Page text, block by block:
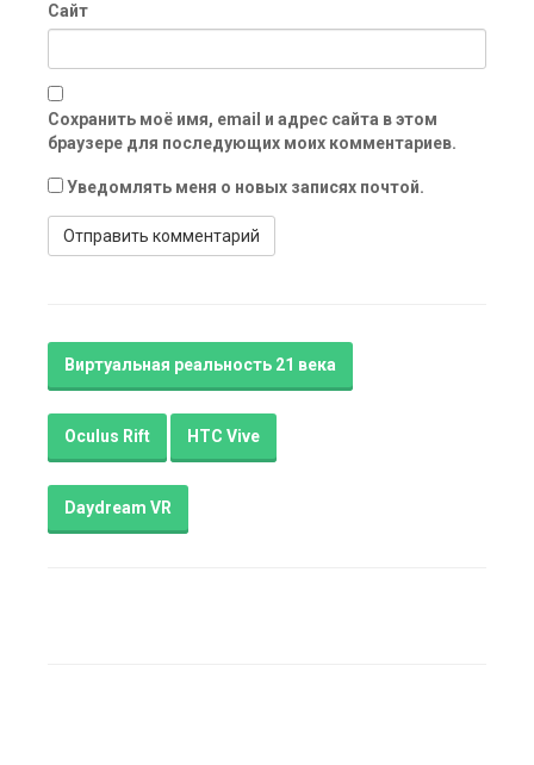
Сайт
Сохранить моё имя, email и адрес сайта в этом
браузере для последующих моих комментариев.
Уведомлять меня о новых записях почтой.
Виртуальная реальность 21 века
Oculus Rift HTC Vive
Daydream VR